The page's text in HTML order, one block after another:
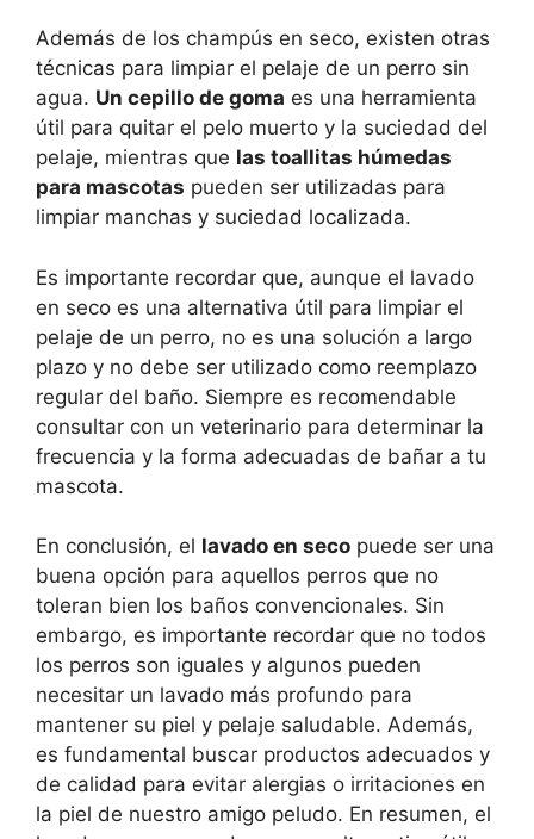
Además de los champús en seco, existen otras
técnicas para limpiar el pelaje de un perro sin
agua. Un cepillo de goma es una herramienta
útil para quitar el pelo muerto y la suciedad del
pelaje, mientras que las toallitas húmedas
para mascotas pueden ser utilizadas para
limpiar manchas y suciedad localizada.
Es importante recordar que, aunque el lavado
en seco es una alternativa útil para limpiar el
pelaje de un perro, no es una solución a largo
plazo y no debe ser utilizado como reemplazo
regular del baño. Siempre es recomendable
consultar con un veterinario para determinar la
frecuencia y la forma adecuadas de bañar a tu
mascota.
En conclusión, el lavado en seco puede ser una
buena opción para aquellos perros que no
toleran bien los baños convencionales. Sin
embargo, es importante recordar que no todos
los perros son iguales y algunos pueden
necesitar un lavado más profundo para
mantener su piel y pelaje saludable. Además,
es fundamental buscar productos adecuados y
de calidad para evitar alergias o irritaciones en
la piel de nuestro amigo peludo. En resumen, el